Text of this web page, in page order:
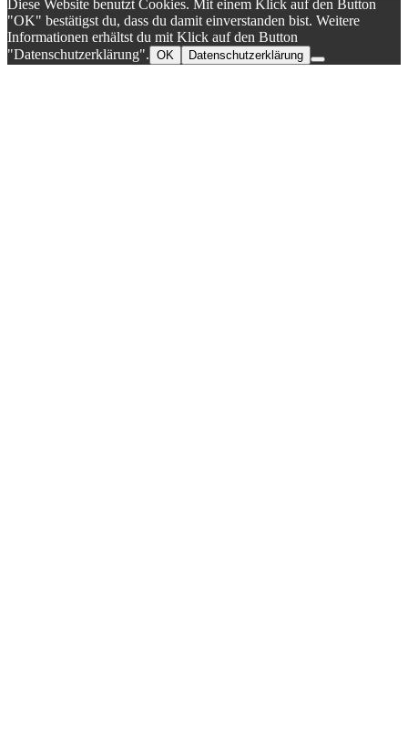
Diese Website benutzt Cookies. Mit einem Klick auf den Button
"OK" bestätigst du, dass du damit einverstanden bist. Weitere
Informationen erhältst du mit Klick auf den Button
"Datenschutzerklärung". OK Datenschutzerklärung